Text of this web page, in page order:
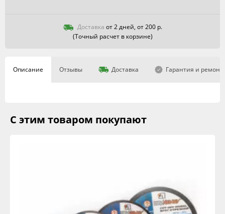
Доставка от 2 дней, от 200 р.
(Точный расчет в корзине)
Описание Отзывы Доставка Гарантия и ремонт
С этим товаром покупают